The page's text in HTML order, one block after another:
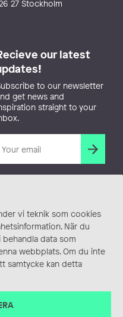
vi teknik som cookies
När du
data som
webbplats. Om du inte
samtycke kan detta
27 Stockholm
our latest
to our newsletter
get news and
straight to your